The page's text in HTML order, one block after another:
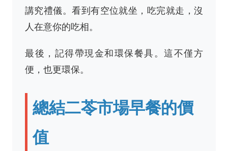
講究禮儀。看到有空位就坐，吃完就走，沒
人在意你的吃相。
最後，記得帶現金和環保餐具。這不僅方
便，也更環保。
總結二苓市場早餐的價
值